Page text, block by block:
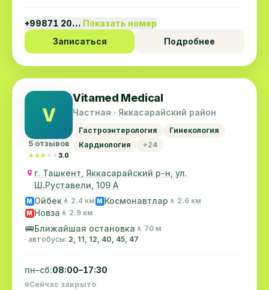
+99871 20… Показать номер
Записаться
Подробнее
V
5 отзывов
★★★★★
★★★★★3.0
Vitamed Medical
Частная · Яккасарайский район
Гастроэнтерология
Гинекология
Кардиология
+24
г. Ташкент, Яккасарайский р-н, ул.
Ш.Руставели, 109 А
M Ойбек 🚶 2.4 км M Космонавтлар 🚶 2.6 км
M Новза 🚶 2.9 км
🚌Ближайшая остановка 🚶 70 м
· автобусы: 2, 11, 12, 40, 45, 47
пн–сб:08:00–17:30
Сейчас закрыто